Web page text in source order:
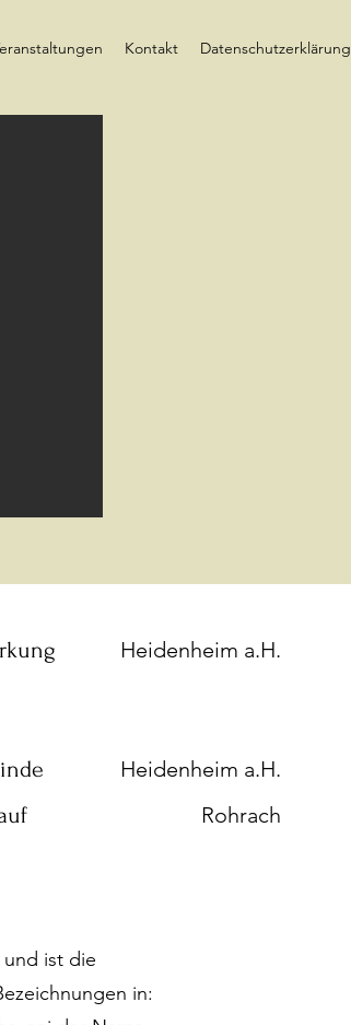
Kontakt Datenschutzerklärung
Heidenheim a.H.
Heidenheim a.H.
Rohrach
und ist die
in: